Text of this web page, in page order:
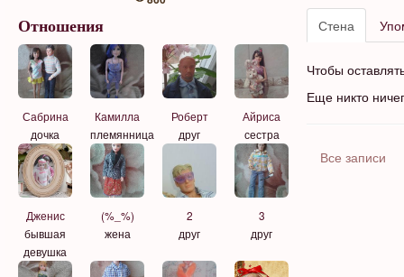
Отношения
Сабрина
дочка
Камилла
племянница
Роберт
друг
Айриса
сестра
Дженис
бывшая
девушка
(%_%)
жена
2
друг
3
друг
Стена
Чтобы
Еще никто
Все записи